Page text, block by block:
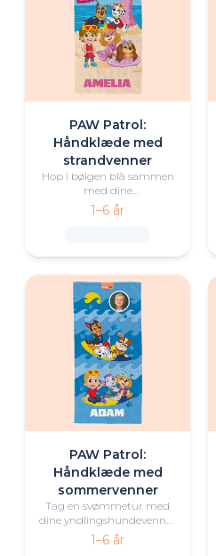
PAW Patrol:
Håndklæde med
strandvenner
Hop i bølgen blå sammen
med dine
yndlingshundevenner
med dette personlige PAW
1–6 år
PAW Patrol:
Håndklæde med
sommervenner
Tag en svømmetur med
dine yndlingshundevenner
med dette personlige PAW
Patrol-håndklæde.
1–6 år